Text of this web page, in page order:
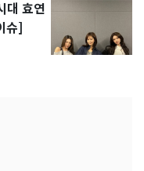
대 효연
슈]